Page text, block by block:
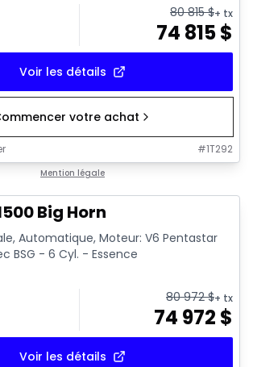
80 815$+ tx
74 815$
Voir les détails
votre achat
#1T292
Mention légale
Big Horn
Automatique, Moteur: V6 Pentastar
BSG - 6 Cyl. - Essence
80 972$+ tx
74 972 $
Voir les détails